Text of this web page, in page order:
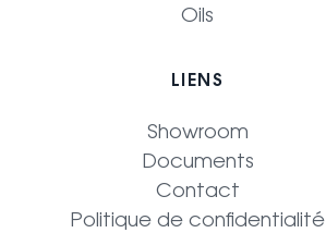
Oils
LIENS
Showroom
Documents
Contact
Politique de confidentialité